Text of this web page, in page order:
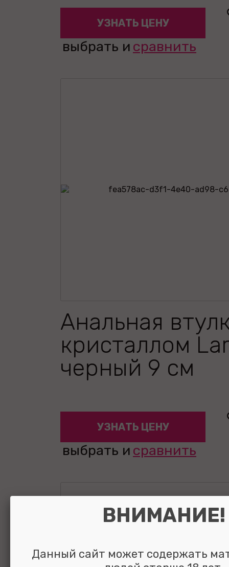
УЗНАТЬ ЦЕНУ
выбрать и сравнить
Анальная
кристаллом
черный 9 см
УЗНАТЬ ЦЕНУ
выбрать и сравнить
ВНИМАНИЕ!
Данный сайт может содержать